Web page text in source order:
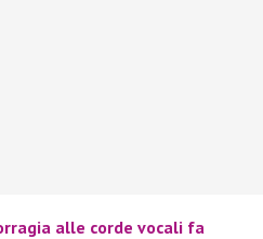
alle corde vocali fa